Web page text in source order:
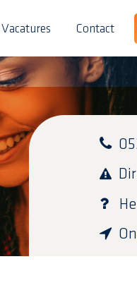
Vacatures Contact